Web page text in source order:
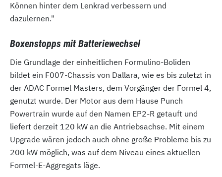
Können hinter dem Lenkrad verbessern und
dazulernen."
Boxenstopps mit Batteriewechsel
Die Grundlage der einheitlichen Formulino-Boliden
bildet ein F007-Chassis von Dallara, wie es bis zuletzt in
der ADAC Formel Masters, dem Vorgänger der Formel 4,
genutzt wurde. Der Motor aus dem Hause Punch
Powertrain wurde auf den Namen EP2-R getauft und
liefert derzeit 120 kW an die Antriebsachse. Mit einem
Upgrade wären jedoch auch ohne große Probleme bis zu
200 kW möglich, was auf dem Niveau eines aktuellen
Formel-E-Aggregats läge.